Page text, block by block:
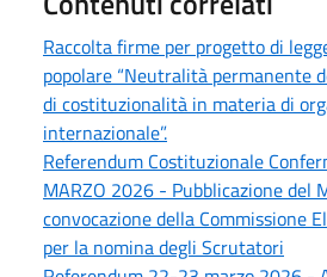
Raccolta firme per progetto di
popolare “Neutralità permanente
di costituzionalità in materia di
internazionale”.
Referendum Costituzionale
MARZO 2026 - Pubblicazione del
convocazione della Commissione
per la nomina degli Scrutatori